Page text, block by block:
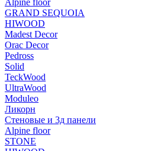
Alpine floor
GRAND SEQUOIA
HIWOOD
Madest Decor
Orac Decor
Pedross
Solid
TeckWood
UltraWood
Moduleo
Ликорн
Стеновые и 3д панели
Alpine floor
STONE